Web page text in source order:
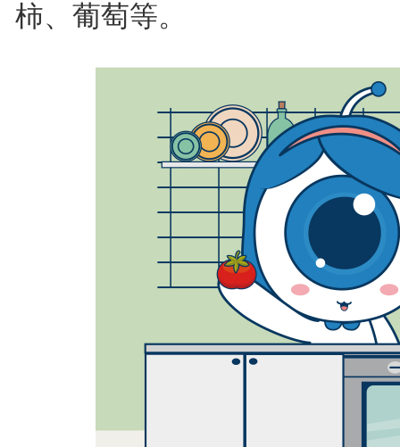
柿、葡萄等。